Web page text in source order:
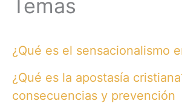
Temas
¿Qué es el sensacionalismo
¿Qué es la apostasía
consecuencias y prevención